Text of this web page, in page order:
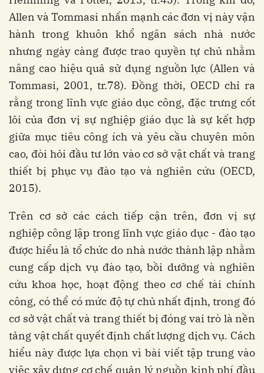
Allen và Tommasi nhấn mạnh các đơn vị này vận
hành trong khuôn khổ ngân sách nhà nước
nhưng ngày càng được trao quyền tự chủ nhằm
nâng cao hiệu quả sử dụng nguồn lực (Allen và
Tommasi, 2001, tr.78). Đồng thời, OECD chỉ ra
rằng trong lĩnh vực giáo dục công, đặc trưng cốt
lõi của đơn vị sự nghiệp giáo dục là sự kết hợp
giữa mục tiêu công ích và yêu cầu chuyên môn
cao, đòi hỏi đầu tư lớn vào cơ sở vật chất và trang
thiết bị phục vụ đào tạo và nghiên cứu (OECD,
2015).
Trên cơ sở các cách tiếp cận trên, đơn vị sự
nghiệp công lập trong lĩnh vực giáo dục - đào tạo
được hiểu là tổ chức do nhà nước thành lập nhằm
cung cấp dịch vụ đào tạo, bồi dưỡng và nghiên
cứu khoa học, hoạt động theo cơ chế tài chính
công, có thể có mức độ tự chủ nhất định, trong đó
cơ sở vật chất và trang thiết bị đóng vai trò là nền
tảng vật chất quyết định chất lượng dịch vụ. Cách
hiểu này được lựa chọn vì bài viết tập trung vào
việc xây dựng cơ chế quản lý nguồn kinh phí đầu